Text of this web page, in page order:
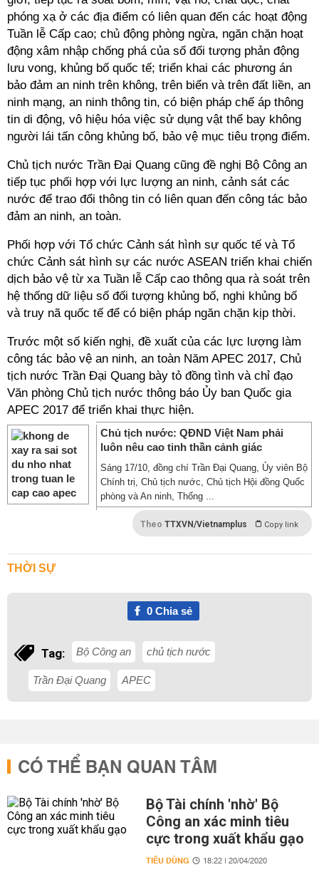
phóng xạ ở các địa điểm có liên quan đến các hoạt động
Tuần lễ Cấp cao; chủ động phòng ngừa, ngăn chặn hoạt
động xâm nhập chống phá của số đối tượng phản động
lưu vong, khủng bố quốc tế; triển khai các phương án
bảo đảm an ninh trên không, trên biển và trên đất liền, an
ninh mạng, an ninh thông tin, có biện pháp chế áp thông
tin di động, vô hiệu hóa việc sử dụng vật thể bay không
người lái tấn công khủng bố, bảo vệ mục tiêu trọng điểm.
Chủ tịch nước Trần Đại Quang cũng đề nghị Bộ Công an
tiếp tục phối hợp với lực lượng an ninh, cảnh sát các
nước để trao đổi thông tin có liên quan đến công tác bảo
đảm an ninh, an toàn.
Phối hợp với Tổ chức Cảnh sát hình sự quốc tế và Tổ
chức Cảnh sát hình sự các nước ASEAN triển khai chiến
dịch bảo vệ từ xa Tuần lễ Cấp cao thông qua rà soát trên
hệ thống dữ liệu số đối tượng khủng bố, nghi khủng bố
và truy nã quốc tế để có biện pháp ngăn chặn kịp thời.
Trước một số kiến nghị, đề xuất của các lực lượng làm
công tác bảo vệ an ninh, an toàn Năm APEC 2017, Chủ
tịch nước Trần Đại Quang bày tỏ đồng tình và chỉ đạo
Văn phòng Chủ tịch nước thông báo Ủy ban Quốc gia
APEC 2017 để triển khai thực hiện.
Chủ tịch nước: QĐND Việt Nam phải
luôn nêu cao tinh thần cảnh giác
Sáng 17/10, đồng chí Trần Đại Quang, Ủy viên Bộ
Chính trị, Chủ tịch nước, Chủ tịch Hội đồng Quốc
phòng và An ninh, Thống ...
Theo TTXVN/Vietnamplus Copy link
THỜI SỰ
0Chia sẻ
Tag: Bộ Công an chủ tịch nước
Trần Đại Quang APEC
CÓ THỂ BẠN QUAN TÂM
Bộ Tài chính 'nhờ' Bộ
Công an xác minh tiêu
cực trong xuất khẩu gạo
TIÊU DÙNG 18:22 | 20/04/2020